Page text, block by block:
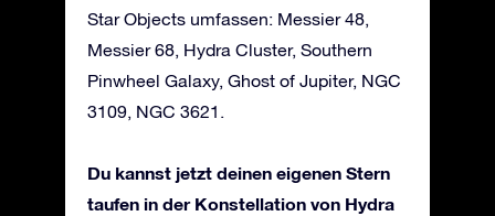
Star Objects umfassen: Messier 48,
Messier 68, Hydra Cluster, Southern
Pinwheel Galaxy, Ghost of Jupiter, NGC
3109, NGC 3621.
Du kannst jetzt deinen eigenen Stern
taufen in der Konstellation von Hydra